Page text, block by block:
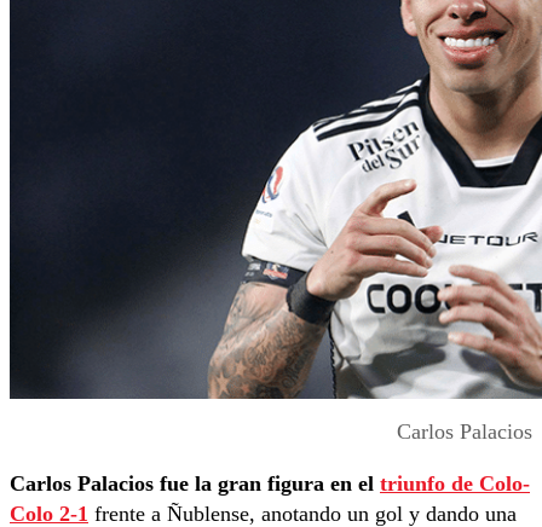
Carlos Palacios
Carlos Palacios fue la gran figura en el triunfo de Colo-
Colo 2-1 frente a Ñublense, anotando un gol y dando una